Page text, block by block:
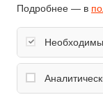
Подробнее — в
Обеспечивают
заказа, корзина,